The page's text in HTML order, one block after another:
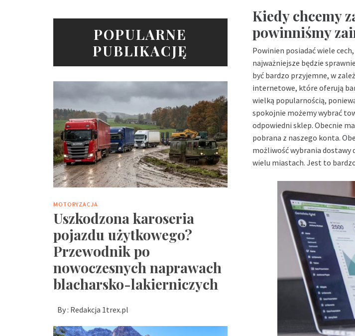
Kiedy chcemy
powinniśmy
Powinien posiadać wiele
najważniejsze będzie
być bardzo przyjemne, w
internetowe, które oferują
wielką popularnością,
spokojnie możemy wybrać
odpowiedni sklep. Obecnie
pobrana z naszego konta.
możliwość wybrania dostawy
wielu miastach. Jest to
POPULARNE
PUBLIKACJĘ
MOTORYZACJA
Uszkodzona karoseria
pojazdu użytkowego?
Przewodnik po
nowoczesnych naprawach
blacharsko-lakierniczych
By : Redakcja 1trex.pl